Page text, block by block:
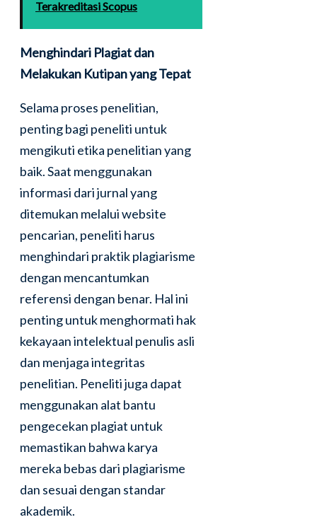
Terakreditasi Scopus
Menghindari Plagiat dan
Melakukan Kutipan yang Tepat
Selama proses penelitian,
penting bagi peneliti untuk
mengikuti etika penelitian yang
baik. Saat menggunakan
informasi dari jurnal yang
ditemukan melalui website
pencarian, peneliti harus
menghindari praktik plagiarisme
dengan mencantumkan
referensi dengan benar. Hal ini
penting untuk menghormati hak
kekayaan intelektual penulis asli
dan menjaga integritas
penelitian. Peneliti juga dapat
menggunakan alat bantu
pengecekan plagiat untuk
memastikan bahwa karya
mereka bebas dari plagiarisme
dan sesuai dengan standar
akademik.